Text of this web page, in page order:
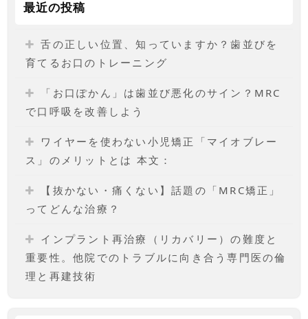
最近の投稿
舌の正しい位置、知っていますか？歯並びを
育てるお口のトレーニング
「お口ぽかん」は歯並び悪化のサイン？MRC
で口呼吸を改善しよう
ワイヤーを使わない小児矯正「マイオブレー
ス」のメリットとは 本文：
【抜かない・痛くない】話題の「MRC矯正」
ってどんな治療？
インプラント再治療（リカバリー）の難度と
重要性。他院でのトラブルに向き合う専門医の倫
理と再建技術